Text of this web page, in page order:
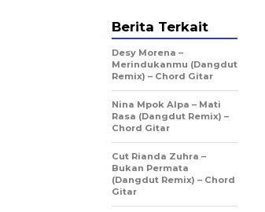
Berita Terkait
Desy Morena –
Merindukanmu (Dangdut
Remix) – Chord Gitar
Nina Mpok Alpa – Mati
Rasa (Dangdut Remix) –
Chord Gitar
Cut Rianda Zuhra –
Bukan Permata
(Dangdut Remix) – Chord
Gitar